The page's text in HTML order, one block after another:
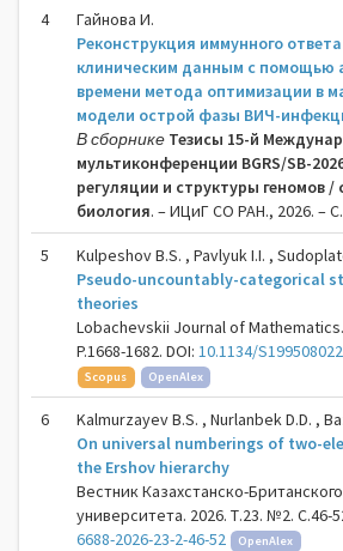
4
Гайнова И.
Реконструкция иммунного
клиническим данным с помощью
времени метода оптимизации в
модели острой фазы ВИЧ-
В сборнике Тезисы 15-й
мультиконференции BGRS/SB-
регуляции и структуры геномов /
биология. – ИЦиГ СО РАН., 2026. –
5
Kulpeshov B.S. , Pavlyuk I.I. ,
Pseudo-uncountably-categorical
theories
Lobachevskii Journal of Mathematics.
P.1668-1682. DOI: 10.1134/
Scopus
OpenAlex
6
Kalmurzayev B.S. , Nurlanbek D.D. ,
On universal numberings of two-
the Ershov hierarchy
Вестник Казахстанско-
университета. 2026. Т.23. №2. С.46-
6688-2026-23-2-46-52
OpenAlex